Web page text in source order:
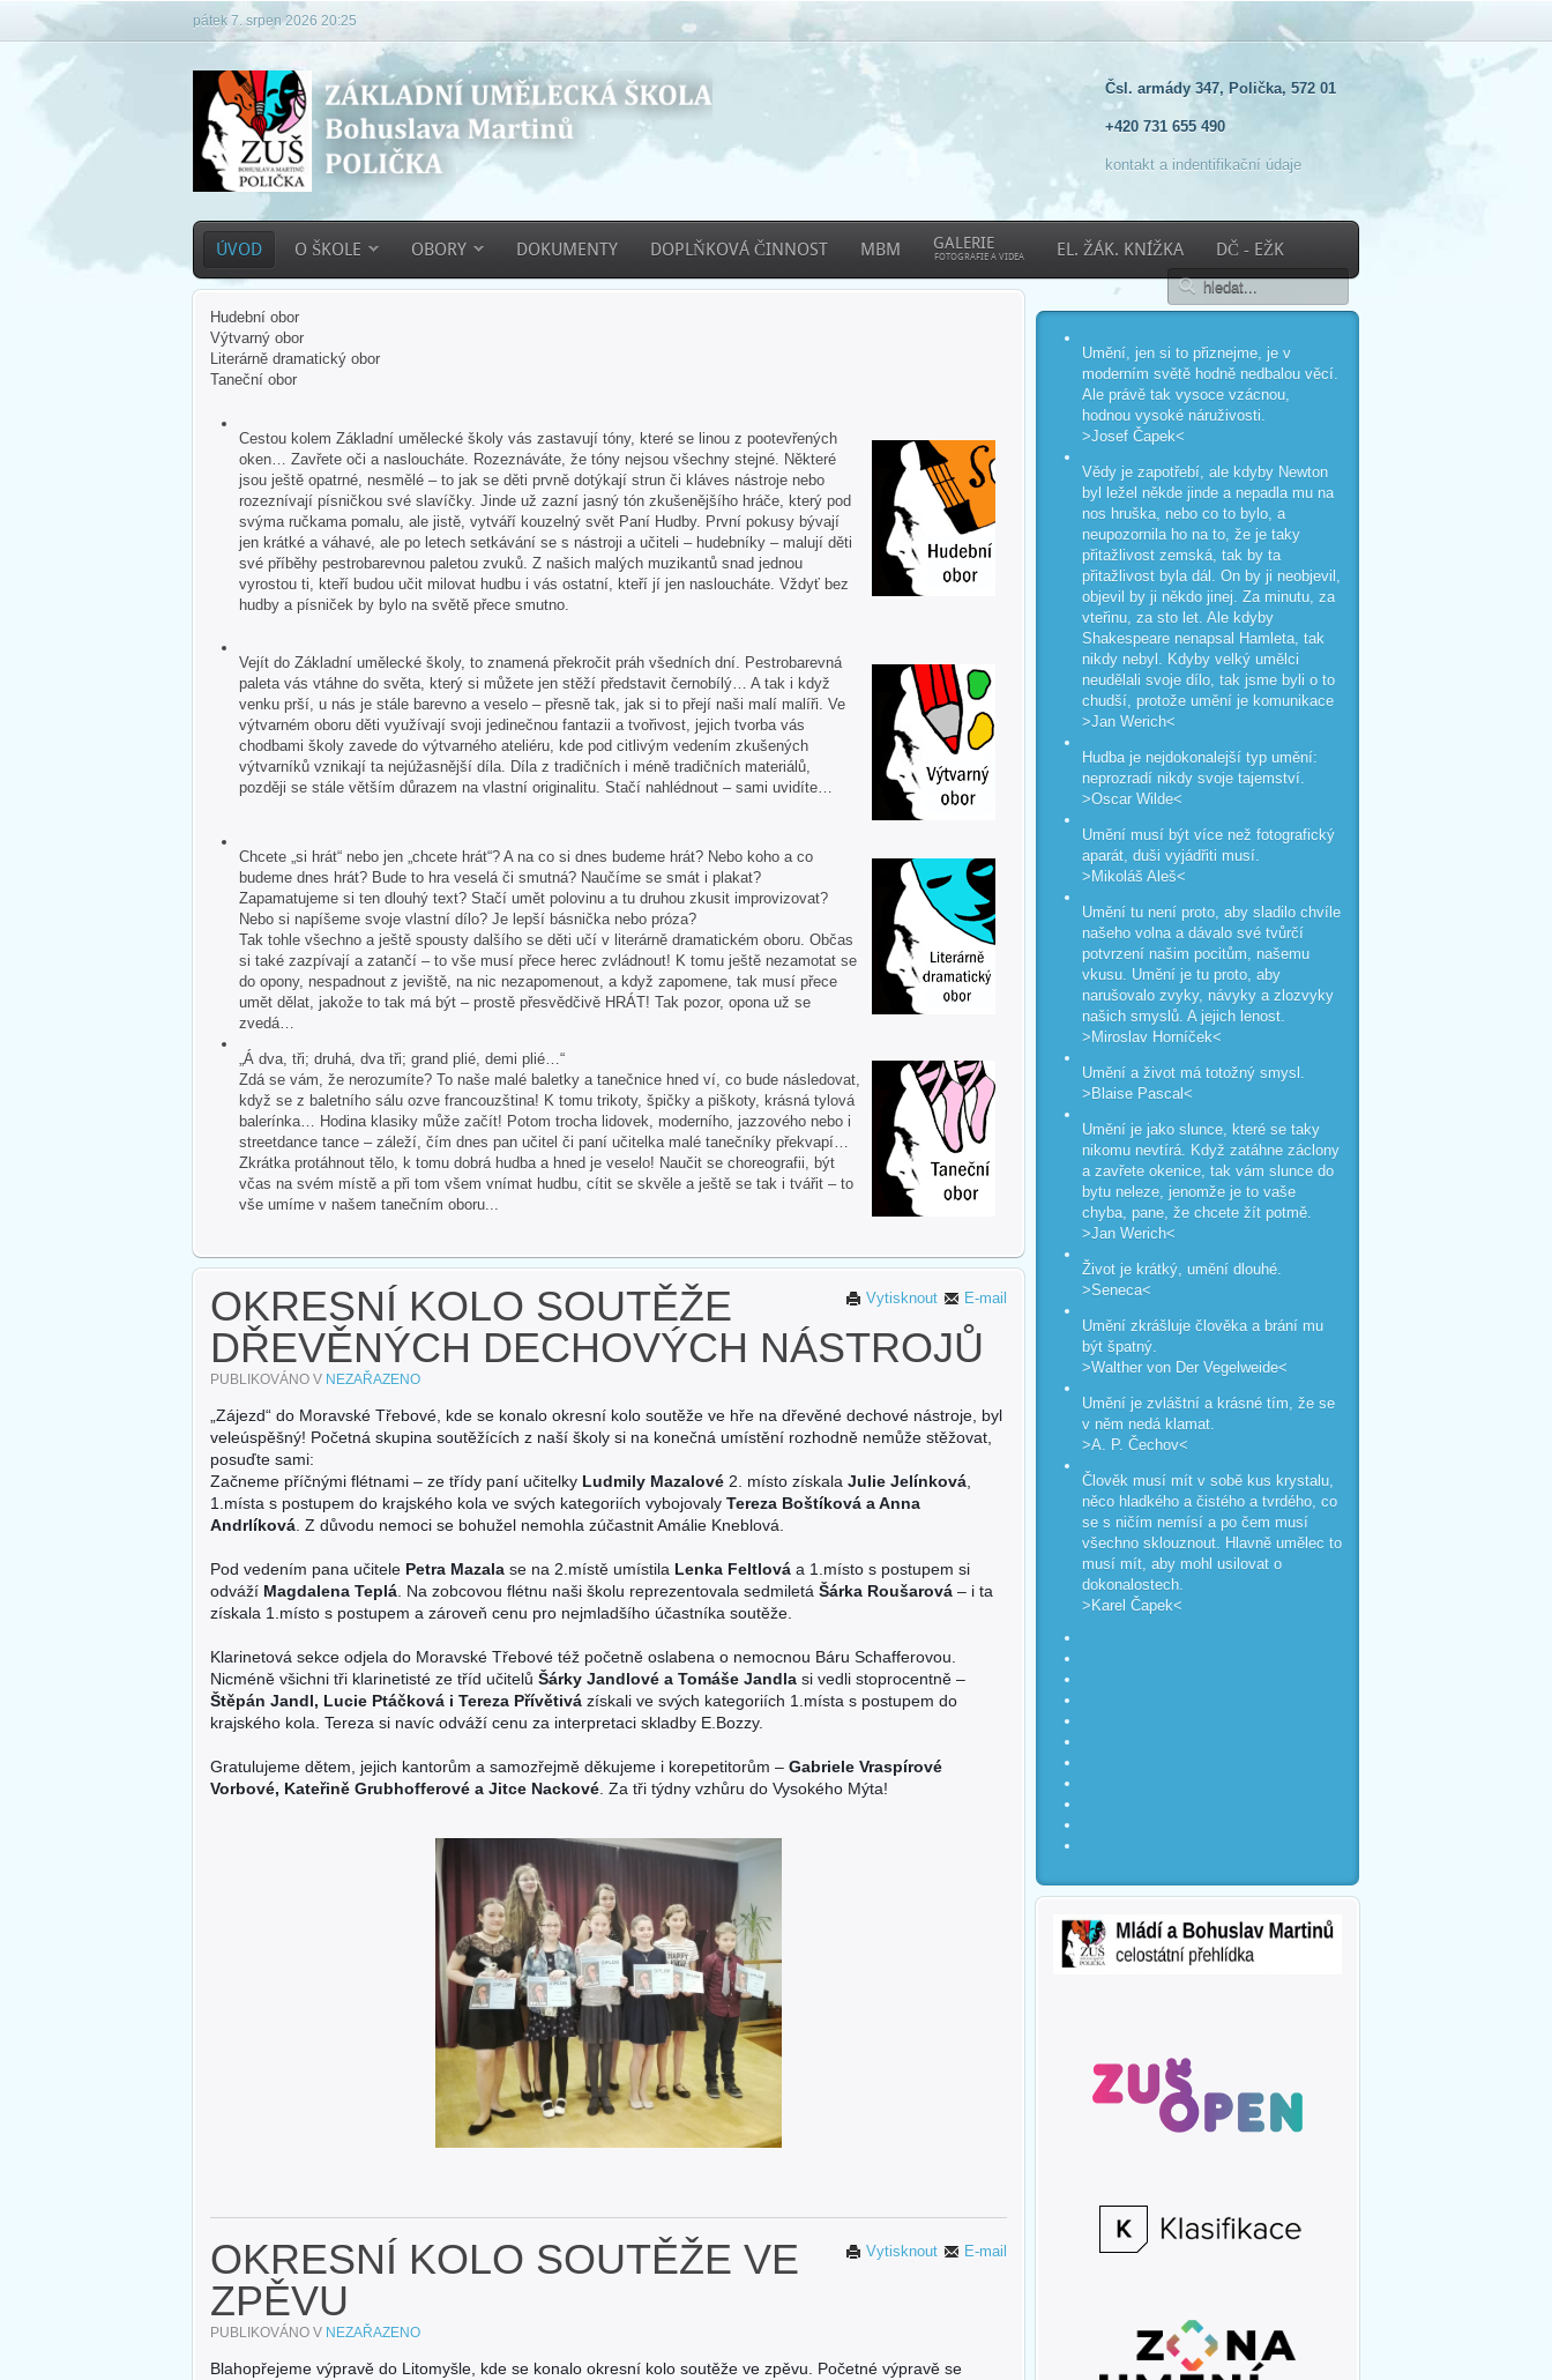
pátek 7. srpen 2026 20:25
Čsl. armády 347, Polička, 572 01
+420 731 655 490
kontakt a indentifikační údaje
ÚVOD O ŠKOLE OBORY DOKUMENTY DOPLŇKOVÁ ČINNOST MBM GALERIE
FOTOGRAFIE A VIDEA EL. ŽÁK. KNÍŽKA DČ - EŽK
Hudební obor
Výtvarný obor
Literárně dramatický obor
Taneční obor
Cestou kolem Základní umělecké školy vás zastavují tóny, které se linou z pootevřených
oken… Zavřete oči a nasloucháte. Rozeznáváte, že tóny nejsou všechny stejné. Některé
jsou ještě opatrné, nesmělé – to jak se děti prvně dotýkají strun či kláves nástroje nebo
rozeznívají písničkou své slavíčky. Jinde už zazní jasný tón zkušenějšího hráče, který pod
svýma ručkama pomalu, ale jistě, vytváří kouzelný svět Paní Hudby. První pokusy bývají
jen krátké a váhavé, ale po letech setkávání se s nástroji a učiteli – hudebníky – malují děti
své příběhy pestrobarevnou paletou zvuků. Z našich malých muzikantů snad jednou
vyrostou ti, kteří budou učit milovat hudbu i vás ostatní, kteří jí jen nasloucháte. Vždyť bez
hudby a písniček by bylo na světě přece smutno.
Vejít do Základní umělecké školy, to znamená překročit práh všedních dní. Pestrobarevná
paleta vás vtáhne do světa, který si můžete jen stěží představit černobílý… A tak i když
venku prší, u nás je stále barevno a veselo – přesně tak, jak si to přejí naši malí malíři. Ve
výtvarném oboru děti využívají svoji jedinečnou fantazii a tvořivost, jejich tvorba vás
chodbami školy zavede do výtvarného ateliéru, kde pod citlivým vedením zkušených
výtvarníků vznikají ta nejúžasnější díla. Díla z tradičních i méně tradičních materiálů,
později se stále větším důrazem na vlastní originalitu. Stačí nahlédnout – sami uvidíte…
Chcete „si hrát“ nebo jen „chcete hrát“? A na co si dnes budeme hrát? Nebo koho a co
budeme dnes hrát? Bude to hra veselá či smutná? Naučíme se smát i plakat?
Zapamatujeme si ten dlouhý text? Stačí umět polovinu a tu druhou zkusit improvizovat?
Nebo si napíšeme svoje vlastní dílo? Je lepší básnička nebo próza?
Tak tohle všechno a ještě spousty dalšího se děti učí v literárně dramatickém oboru. Občas
si také zazpívají a zatančí – to vše musí přece herec zvládnout! K tomu ještě nezamotat se
do opony, nespadnout z jeviště, na nic nezapomenout, a když zapomene, tak musí přece
umět dělat, jakože to tak má být – prostě přesvědčivě HRÁT! Tak pozor, opona už se
zvedá…
„Á dva, tři; druhá, dva tři; grand plié, demi plié…“
Zdá se vám, že nerozumíte? To naše malé baletky a tanečnice hned ví, co bude následovat,
když se z baletního sálu ozve francouzština! K tomu trikoty, špičky a piškoty, krásná tylová
balerínka… Hodina klasiky může začít! Potom trocha lidovek, moderního, jazzového nebo i
streetdance tance – záleží, čím dnes pan učitel či paní učitelka malé tanečníky překvapí…
Zkrátka protáhnout tělo, k tomu dobrá hudba a hned je veselo! Naučit se choreografii, být
včas na svém místě a při tom všem vnímat hudbu, cítit se skvěle a ještě se tak i tvářit – to
vše umíme v našem tanečním oboru...
E-mail
Vytisknout
OKRESNÍ KOLO SOUTĚŽE
DŘEVĚNÝCH DECHOVÝCH NÁSTROJŮ
PUBLIKOVÁNO V NEZAŘAZENO
„Zájezd“ do Moravské Třebové, kde se konalo okresní kolo soutěže ve hře na dřevěné dechové nástroje, byl
veleúspěšný! Početná skupina soutěžících z naší školy si na konečná umístění rozhodně nemůže stěžovat,
posuďte sami:
Začneme příčnými flétnami – ze třídy paní učitelky Ludmily Mazalové 2. místo získala Julie Jelínková
1.místa s postupem do krajského kola ve svých kategoriích vybojovaly Tereza Boštíková a Anna
Andrlíková . Z důvodu nemoci se bohužel nemohla zúčastnit Amálie Kneblová.
Pod vedením pana učitele Petra Mazala se na 2.místě umístila Lenka Feltlová a 1.místo s postupem si
odváží Magdalena Teplá . Na zobcovou flétnu naši školu reprezentovala sedmiletá Šárka Roušarová – i ta
získala 1.místo s postupem a zároveň cenu pro nejmladšího účastníka soutěže.
Klarinetová sekce odjela do Moravské Třebové též početně oslabena o nemocnou Báru Schafferovou.
Nicméně všichni tři klarinetisté ze tříd učitelů Šárky Jandlové a Tomáše Jandla si vedli stoprocentně –
Štěpán Jandl, Lucie Ptáčková i Tereza Přívětivá získali ve svých kategoriích 1.místa s postupem do
krajského kola. Tereza si navíc odváží cenu za interpretaci skladby E.Bozzy.
Gratulujeme dětem, jejich kantorům a samozřejmě děkujeme i korepetitorům – Gabriele Vraspírové
Vorbové, Kateřině Grubhofferové a Jitce Nackové . Za tři týdny vzhůru do Vysokého Mýta!
E-mail
Vytisknout
OKRESNÍ KOLO SOUTĚŽE VE
ZPĚVU
PUBLIKOVÁNO V NEZAŘAZENO
Blahopřejeme výpravě do Litomyšle, kde se konalo okresní kolo soutěže ve zpěvu. Početné výpravě se
Umění, jen si to přiznejme, je v
moderním světě hodně nedbalou věcí.
Ale právě tak vysoce vzácnou,
hodnou vysoké náruživosti.
>Josef Čapek<
Vědy je zapotřebí, ale kdyby Newton
byl ležel někde jinde a nepadla mu na
nos hruška, nebo co to bylo, a
neupozornila ho na to, že je taky
přitažlivost zemská, tak by ta
přitažlivost byla dál. On by ji neobjevil,
objevil by ji někdo jinej. Za minutu, za
vteřinu, za sto let. Ale kdyby
Shakespeare nenapsal Hamleta, tak
nikdy nebyl. Kdyby velký umělci
neudělali svoje dílo, tak jsme byli o to
chudší, protože umění je komunikace
>Jan Werich<
Hudba je nejdokonalejší typ umění:
neprozradí nikdy svoje tajemství.
>Oscar Wilde<
Umění musí být více než fotografický
aparát, duši vyjádřiti musí.
>Mikoláš Aleš<
Umění tu není proto, aby sladilo chvíle
našeho volna a dávalo své tvůrčí
potvrzení našim pocitům, našemu
vkusu. Umění je tu proto, aby
narušovalo zvyky, návyky a zlozvyky
našich smyslů. A jejich lenost.
>Miroslav Horníček<
Umění a život má totožný smysl.
>Blaise Pascal<
Umění je jako slunce, které se taky
nikomu nevtírá. Když zatáhne záclony
a zavřete okenice, tak vám slunce do
bytu neleze, jenomže je to vaše
chyba, pane, že chcete žít potmě.
>Jan Werich<
Život je krátký, umění dlouhé.
>Seneca<
Umění zkrášluje člověka a brání mu
být špatný.
>Walther von Der Vegelweide<
Umění je zvláštní a krásné tím, že se
v něm nedá klamat.
>A. P. Čechov<
Člověk musí mít v sobě kus krystalu,
něco hladkého a čistého a tvrdého, co
se s ničím nemísí a po čem musí
všechno sklouznout. Hlavně umělec to
musí mít, aby mohl usilovat o
dokonalostech.
>Karel Čapek<